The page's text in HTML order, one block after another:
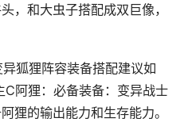
，和大虫子搭配成双巨像，
狐狸阵容装备搭配建议如
阿狸：必备装备：变异战士
狸的输出能力和生存能力。